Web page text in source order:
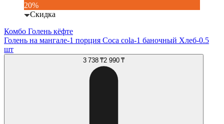
20%
Скидка
Комбо Голень кёфте
Голень на мангале-1 порция Coca cola-1 баночный Хлеб-0.5
шт
3 738 ₸2 990 ₸